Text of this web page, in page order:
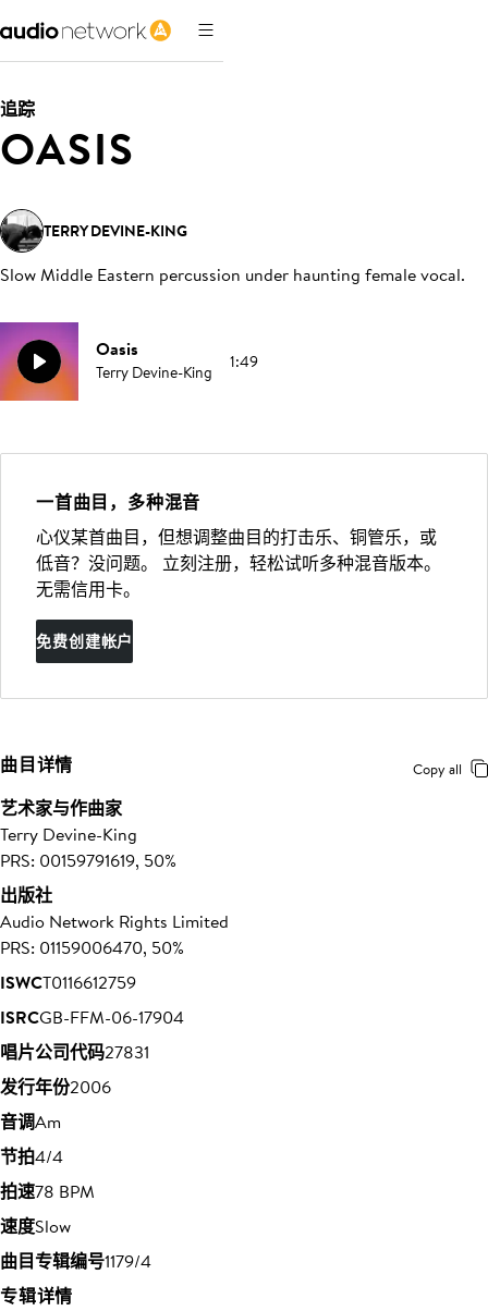
追踪
OASIS
TERRY DEVINE-KING
Slow Middle Eastern percussion under haunting female vocal.
Oasis
Terry Devine-King 1:49
一首曲目，多种混音
心仪某首曲目，但想调整曲目的打击乐、铜管乐，或
低音？没问题。 立刻注册，轻松试听多种混音版本。
无需信用卡。
免费创建帐户
曲目详情 Copy all
艺术家与作曲家
Terry Devine-King
PRS: 00159791619, 50%
出版社
Audio Network Rights Limited
PRS: 01159006470, 50%
ISWCT0116612759
ISRCGB-FFM-06-17904
唱片公司代码27831
发行年份2006
音调Am
节拍4/4
拍速78 BPM
速度Slow
曲目专辑编号1179/4
专辑详情